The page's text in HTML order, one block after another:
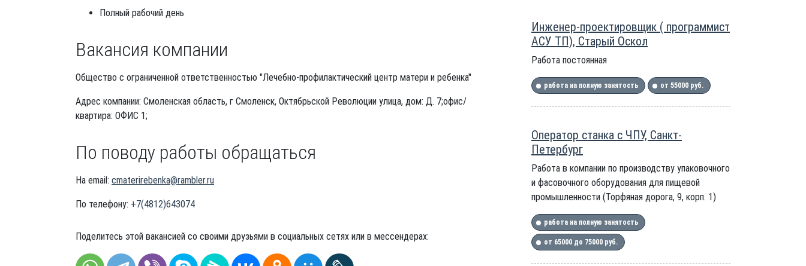
Инженер-проектировщик ( программист
АСУ ТП), Старый Оскол
Работа постоянная
работа на полную занятость от 55000 руб.
Оператор станка с ЧПУ, Санкт-
Петербург
Работа в компании по производству упаковочного
и фасовочного оборудования для пищевой
промышленности (Торфяная дорога, 9, корп. 1)
работа на полную занятость
от 65000 до 75000 руб.
Полный рабочий день
Вакансия компании
Общество с ограниченной ответственностью "Лечебно-профилактический центр матери и ребенка"
Адрес компании: Смоленская область, г Смоленск, Октябрьской Революции улица, дом: Д. 7;офис/
квартира: ОФИС 1;
По поводу работы обращаться
На email: cmaterirebenka@rambler.ru
По телефону: +7(4812)643074
Поделитесь этой вакансией со своими друзьями в социальных сетях или в мессендерах: